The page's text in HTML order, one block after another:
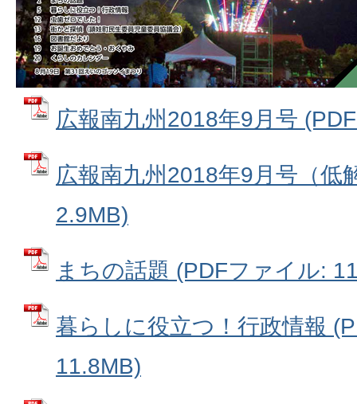
広報南九州2018年9月号
広報南九州2018年9月号（低
2.9MB)
まちの話題 (PDFファイル:
暮らしに役立つ！行政情報
11.8MB)